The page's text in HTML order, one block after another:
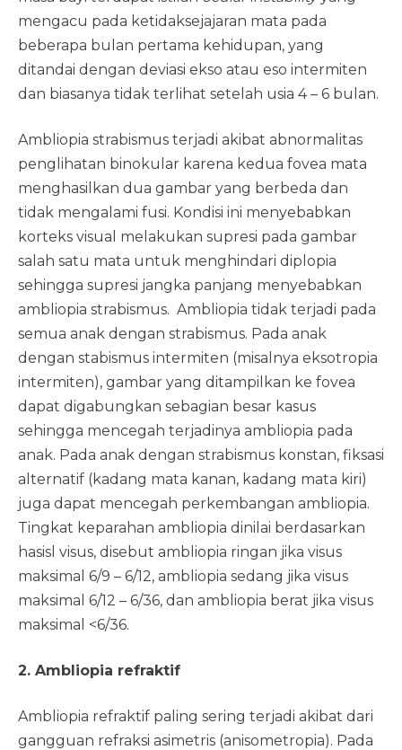
mengacu pada ketidaksejajaran mata pada
beberapa bulan pertama kehidupan, yang
ditandai dengan deviasi ekso atau eso intermiten
dan biasanya tidak terlihat setelah usia 4 – 6 bulan.
Ambliopia strabismus terjadi akibat abnormalitas
penglihatan binokular karena kedua fovea mata
menghasilkan dua gambar yang berbeda dan
tidak mengalami fusi. Kondisi ini menyebabkan
korteks visual melakukan supresi pada gambar
salah satu mata untuk menghindari diplopia
sehingga supresi jangka panjang menyebabkan
ambliopia strabismus. Ambliopia tidak terjadi pada
semua anak dengan strabismus. Pada anak
dengan stabismus intermiten (misalnya eksotropia
intermiten), gambar yang ditampilkan ke fovea
dapat digabungkan sebagian besar kasus
sehingga mencegah terjadinya ambliopia pada
anak. Pada anak dengan strabismus konstan, fiksasi
alternatif (kadang mata kanan, kadang mata kiri)
juga dapat mencegah perkembangan ambliopia.
Tingkat keparahan ambliopia dinilai berdasarkan
hasisl visus, disebut ambliopia ringan jika visus
maksimal 6/9 – 6/12, ambliopia sedang jika visus
maksimal 6/12 – 6/36, dan ambliopia berat jika visus
maksimal <6/36.
2. Ambliopia refraktif
Ambliopia refraktif paling sering terjadi akibat dari
gangguan refraksi asimetris (anisometropia). Pada